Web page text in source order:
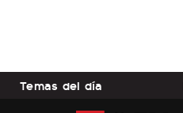
Temas del día